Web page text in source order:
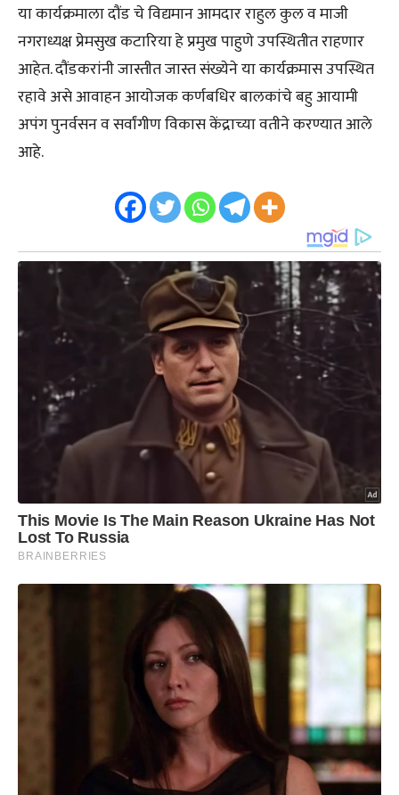
या कार्यक्रमाला दौंड चे विद्यमान आमदार राहुल कुल व माजी
नगराध्यक्ष प्रेमसुख कटारिया हे प्रमुख पाहुणे उपस्थितीत राहणार
आहेत. दौंडकरांनी जास्तीत जास्त संख्येने या कार्यक्रमास उपस्थित
रहावे असे आवाहन आयोजक कर्णबधिर बालकांचे बहु आयामी
अपंग पुनर्वसन व सर्वांगीण विकास केंद्राच्या वतीने करण्यात आले
आहे.